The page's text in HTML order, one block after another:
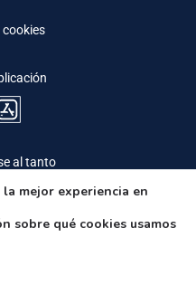
cookies
al tanto
mejor experiencia en
sobre qué cookies usamos